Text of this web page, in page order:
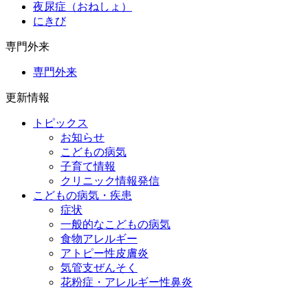
夜尿症（おねしょ）
にきび
専門外来
専門外来
更新情報
トピックス
お知らせ
こどもの病気
子育て情報
クリニック情報発信
こどもの病気・疾患
症状
一般的なこどもの病気
食物アレルギー
アトピー性皮膚炎
気管支ぜんそく
花粉症・アレルギー性鼻炎